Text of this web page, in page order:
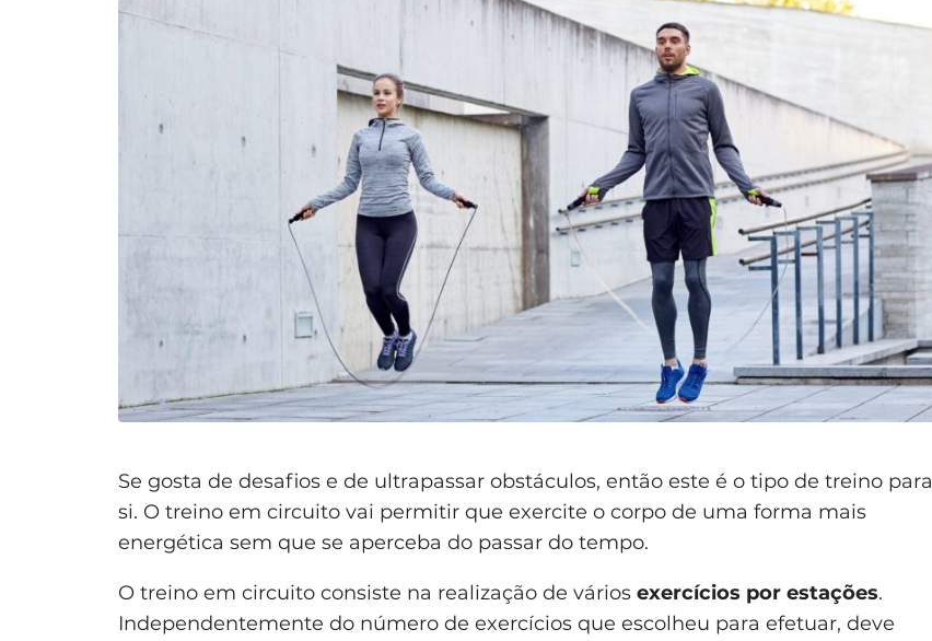
Se gosta de desafios e de ultrapassar obstáculos, então este é o tipo de treino para
si. O treino em circuito vai permitir que exercite o corpo de uma forma mais
energética sem que se aperceba do passar do tempo.
O treino em circuito consiste na realização de vários exercícios por estações.
Independentemente do número de exercícios que escolheu para efetuar, deve